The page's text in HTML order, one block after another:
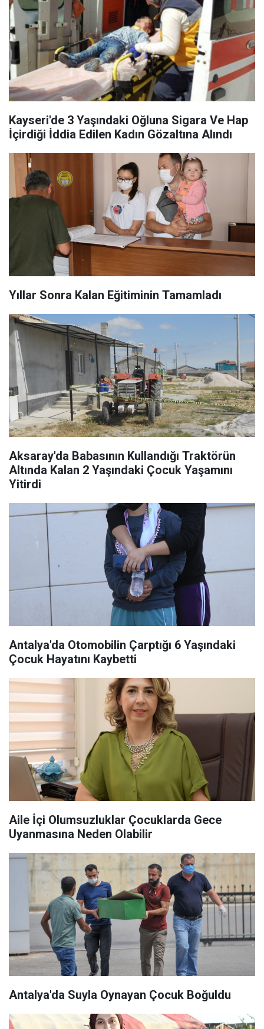
Kayseri'de 3 Yaşındaki Oğluna Sigara Ve Hap
İçirdiği İddia Edilen Kadın Gözaltına Alındı
Yıllar Sonra Kalan Eğitiminin Tamamladı
Aksaray'da Babasının Kullandığı Traktörün
Altında Kalan 2 Yaşındaki Çocuk Yaşamını
Yitirdi
Antalya'da Otomobilin Çarptığı 6 Yaşındaki
Çocuk Hayatını Kaybetti
Aile İçi Olumsuzluklar Çocuklarda Gece
Uyanmasına Neden Olabilir
Antalya'da Suyla Oynayan Çocuk Boğuldu